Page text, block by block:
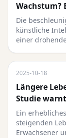
Wachstum?
Die
künstliche
einer
2025-10-18
Längere
Studie
Ein
steigenden
Erwachsener